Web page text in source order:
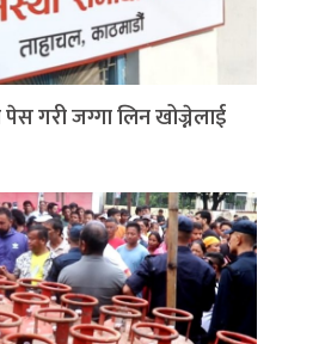
गरी जग्गा लिन खोज्नेलाई